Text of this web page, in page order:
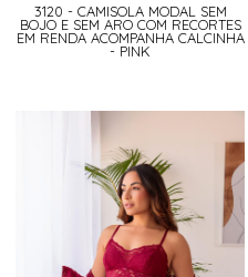
3120 - CAMISOLA MODAL SEM
BOJO E SEM ARO COM RECORTES
EM RENDA ACOMPANHA CALCINHA
- PINK